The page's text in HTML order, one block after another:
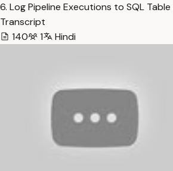
6. Log Pipeline Executions to SQL
Transcript
140
1 Hindi